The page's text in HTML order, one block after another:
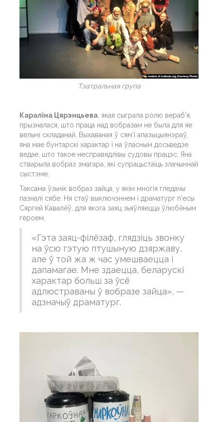
Тэатральная група
Караліна Цярэнцьева , якая сыграла ролю вераб’я,
прызналася, што праца над вобразам не была для яе
вельмі складанай. Выхаваная ў сям'і апазыцыянэраў,
яна мае бунтарскі характар і на ўласным досьведзе
ведае, што такое несправядлівы судовы працэс. Яна
стварыла вобраз змагара, які супрацьстаіць злачыннай
сыстэме.
Таксама ўзьнік вобраз зайца, у якім многія гледачы
пазналі сябе. Ня стаў выключэннем і драматург п’есы
Сяргей Кавалёў, для якога заяц зьяўляецца ўлюбёным
героем.
«Гэта заяц-філёзаф, глядзіць звонку
на ўсю гэтую птушыную дзяржаву,
але ў той жа ж час умешваецца і
дапамагае. Мне здаецца, беларускі
характар больш за ўсё
адлюстраваны ў вобразе зайца», —
адзначыў драматург.